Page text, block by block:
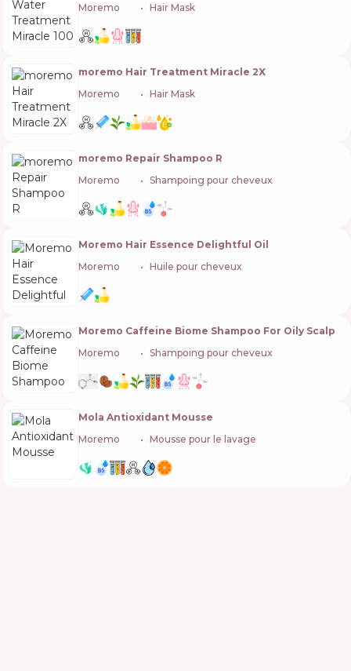
Moremo
Hair Mask
moremo Hair Treatment Miracle 2X
Moremo
Hair Mask
moremo Repair Shampoo R
Moremo
Shampoing pour cheveux
Moremo Hair Essence Delightful Oil
Moremo
Huile pour cheveux
Moremo Caffeine Biome Shampoo For Oily Scalp
Moremo
Shampoing pour cheveux
Mola Antioxidant Mousse
Moremo
Mousse pour le lavage